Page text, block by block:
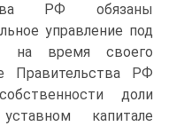
РФ обязаны
управление под
на время своего
Правительства РФ
доли
капитале